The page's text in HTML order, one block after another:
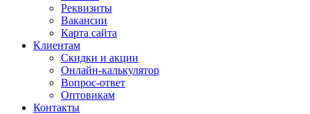
Реквизиты
Вакансии
Карта сайта
Клиентам
Скидки и акции
Онлайн-калькулятор
Вопрос-ответ
Оптовикам
Контакты